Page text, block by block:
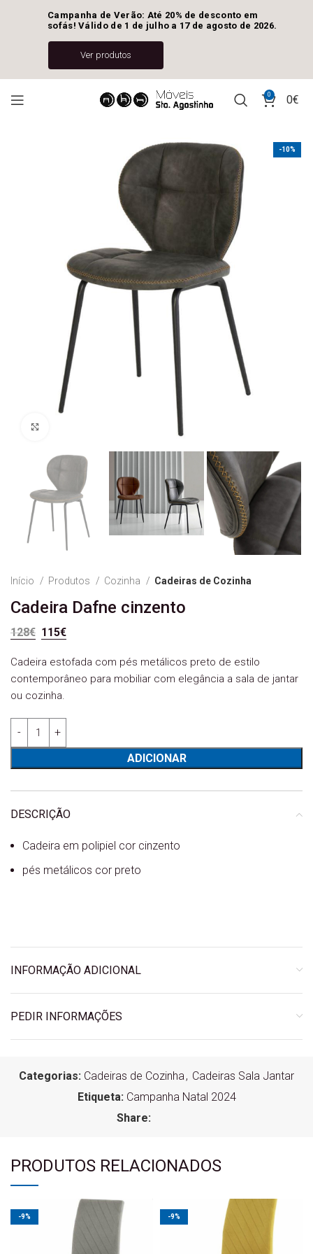
0 0€
-10%
Início Produtos Cozinha Cadeiras de Cozinha
Cadeira Dafne cinzento
128€ O preço original era: 128€.
115€
Cadeira estofada com pés metálicos preto de estilo
contemporâneo para mobiliar com elegância a sala de jantar
ou cozinha.
ADICIONAR
DESCRIÇÃO
Cadeira em polipiel cor cinzento
pés metálicos cor preto
INFORMAÇÃO ADICIONAL
PEDIR INFORMAÇÕES
Categorias: Cadeiras de Cozinha , Cadeiras Sala Jantar
Etiqueta: Campanha Natal 2024
Share:
PRODUTOS RELACIONADOS
-9% -9%
Campanha de Verão: Até 20% de desconto em
sofás! Válido de 1 de julho a 17 de agosto de 2026.
Ver produtos